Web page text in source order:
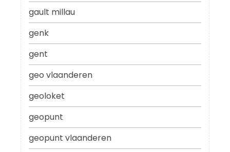
gault millau
genk
gent
geo vlaanderen
geoloket
geopunt
geopunt vlaanderen